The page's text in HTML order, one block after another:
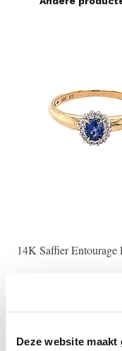
Deze website
14K Saffier Entourage